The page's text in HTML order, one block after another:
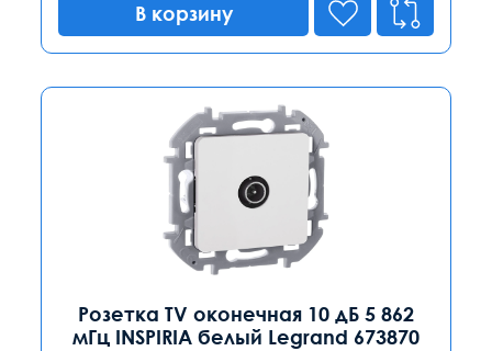
В корзину
Розетка TV оконечная 10 дБ 5 862
мГц INSPIRIA белый Legrand 673870